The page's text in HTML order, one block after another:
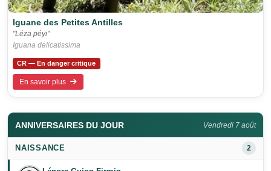
Iguane des Petites Antilles
"Léza péyi"
Iguana delicatissima
CR — En danger critique
En savoir plus
ANNIVERSAIRES DU JOUR Vendredi 7 août
NAISSANCE 2